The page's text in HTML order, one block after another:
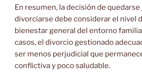
En resumen, la decisión de
divorciarse debe considerar el nivel
bienestar general del entorno
casos, el divorcio gestionado
ser menos perjudicial que
conflictiva y poco saludable.